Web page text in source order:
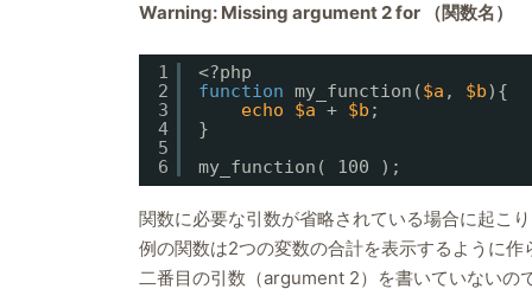
Warning: Missing argument 2 for （関数名）
1
2
3
4
5
6
<?php
function my_function($a , $b){
echo
$a + $b ;
}
my_function( 100 );
関数に必要な引数が省略されている場合に起こ
例の関数は2つの変数の合計を表示するように作
二番目の引数（argument 2）を書いていないの